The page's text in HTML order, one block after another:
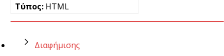
HTML
Διαφήμισης